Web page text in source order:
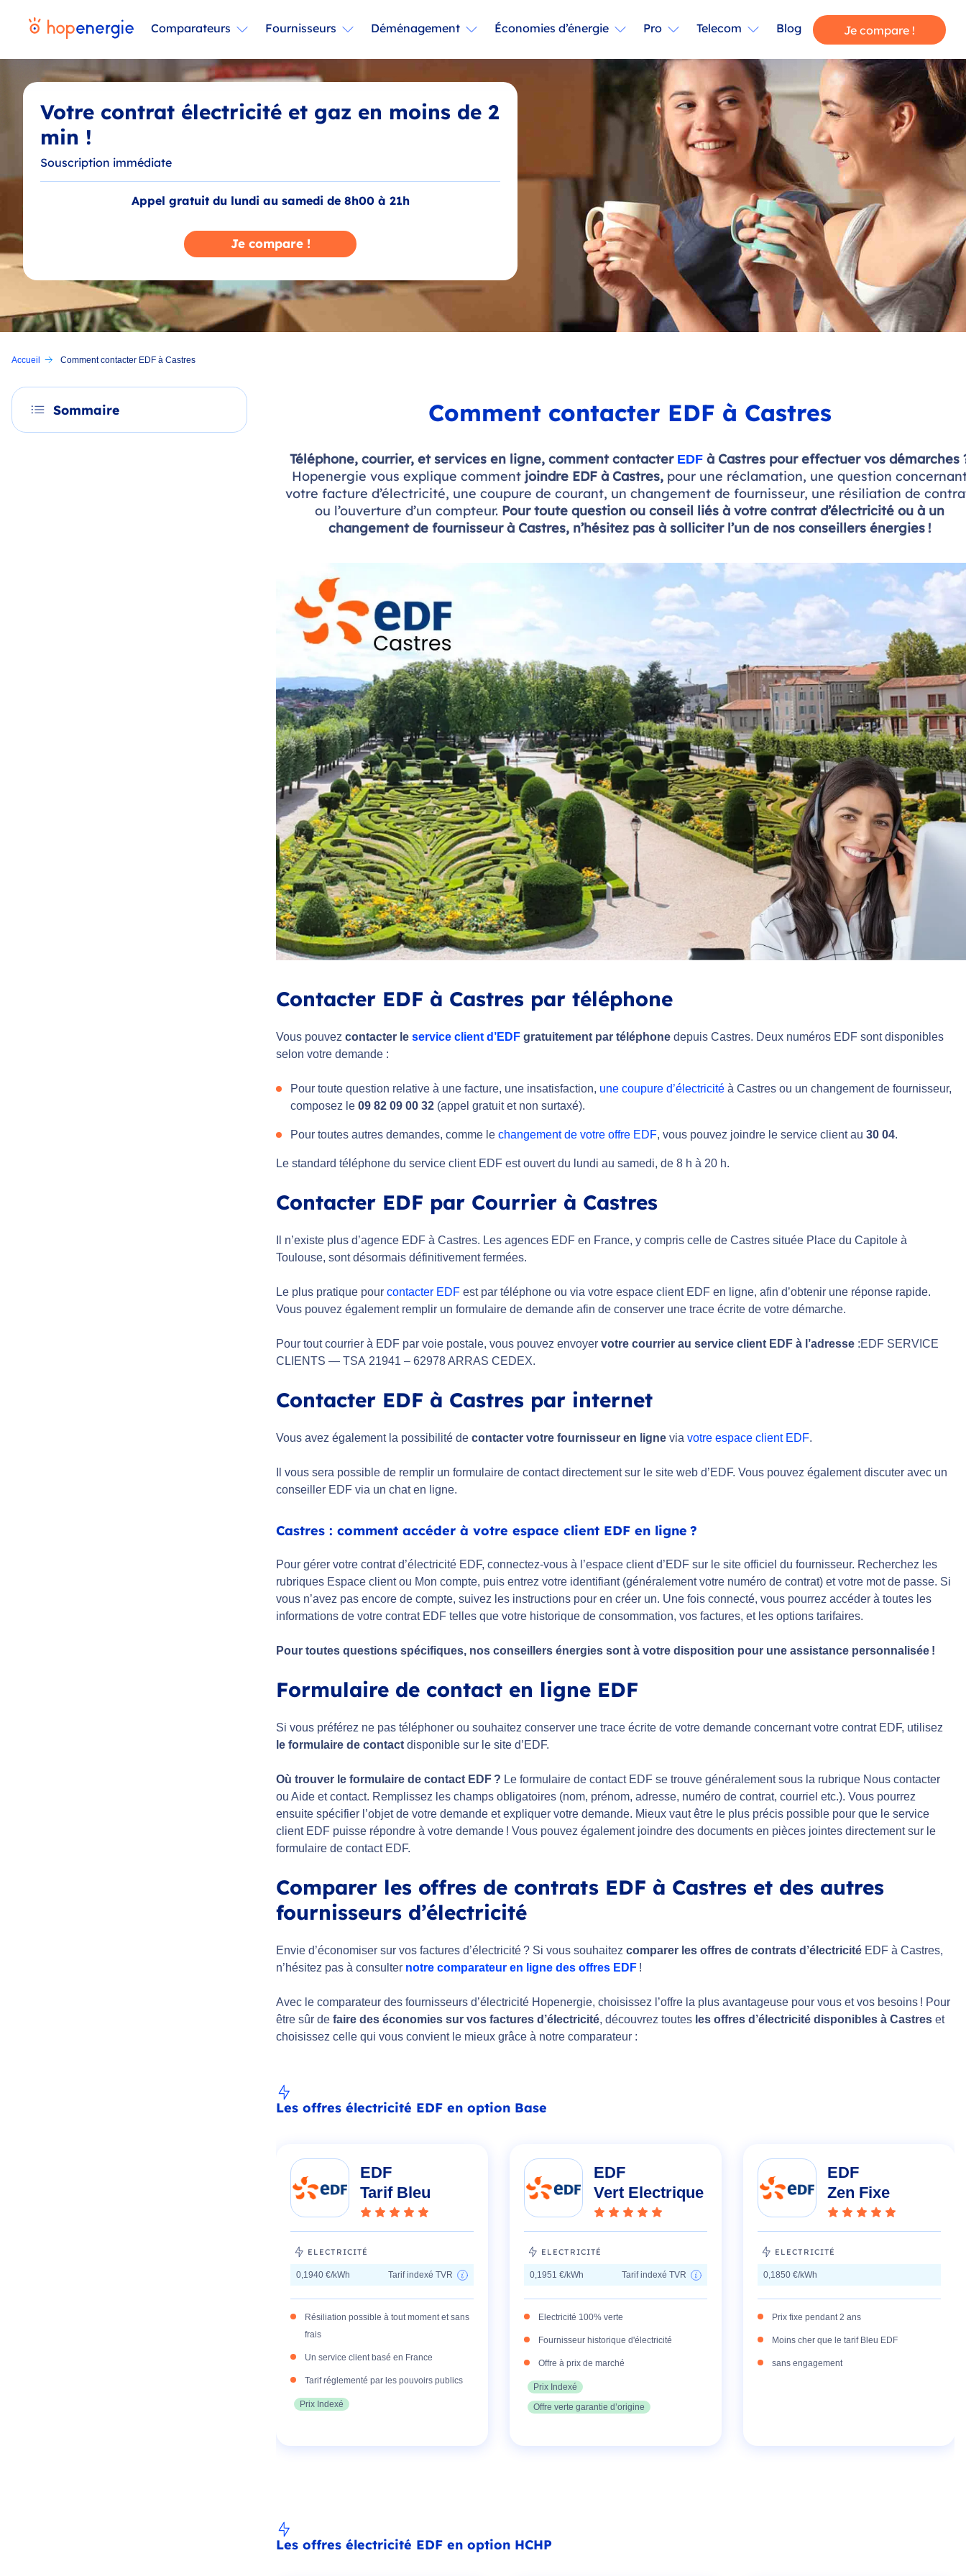
Comparateurs Fournisseurs Déménagement Économies d’énergie Pro Telecom Blog Je compare !
Votre contrat électricité et gaz en moins de 2
min !
Souscription immédiate
Appel gratuit du lundi au samedi de 8h00 à 21h
Je compare !
Accueil Comment contacter EDF à Castres
Sommaire Comment contacter EDF à Castres
Téléphone, courrier, et services en ligne, comment contacter EDF à Castres pour effectuer vos démarches
Hopenergie vous explique comment joindre EDF à Castres, pour une réclamation, une question
votre facture d’électricité, une coupure de courant, un changement de fournisseur, une résiliation de
ou l’ouverture d’un compteur. Pour toute question ou conseil liés à votre contrat d’électricité ou à un
changement de fournisseur à Castres, n’hésitez pas à solliciter l’un de nos conseillers énergies !
Contacter EDF à Castres par téléphone
Vous pouvez contacter le service client d’EDF gratuitement par téléphone depuis Castres. Deux numéros EDF sont disponibles
selon votre demande :
Pour toute question relative à une facture, une insatisfaction, une coupure d’électricité à Castres ou un changement de fournisseur,
composez le 09 82 09 00 32 (appel gratuit et non surtaxé).
Pour toutes autres demandes, comme le changement de votre offre EDF, vous pouvez joindre le service client au 30 04.
Le standard téléphone du service client EDF est ouvert du lundi au samedi, de 8 h à 20 h.
Contacter EDF par Courrier à Castres
Il n’existe plus d’agence EDF à Castres. Les agences EDF en France, y compris celle de Castres située Place du Capitole à
Toulouse, sont désormais définitivement fermées.
Le plus pratique pour contacter EDF est par téléphone ou via votre espace client EDF en ligne, afin d’obtenir une réponse rapide.
Vous pouvez également remplir un formulaire de demande afin de conserver une trace écrite de votre démarche.
Pour tout courrier à EDF par voie postale, vous pouvez envoyer votre courrier au service client EDF à l’adresse :EDF SERVICE
CLIENTS — TSA 21941 – 62978 ARRAS CEDEX.
Contacter EDF à Castres par internet
Vous avez également la possibilité de contacter votre fournisseur en ligne via votre espace client EDF.
Il vous sera possible de remplir un formulaire de contact directement sur le site web d’EDF. Vous pouvez également discuter avec un
conseiller EDF via un chat en ligne.
Castres : comment accéder à votre espace client EDF en ligne ?
Pour gérer votre contrat d’électricité EDF, connectez-vous à l’espace client d’EDF sur le site officiel du fournisseur. Recherchez les
rubriques Espace client ou Mon compte, puis entrez votre identifiant (généralement votre numéro de contrat) et votre mot de passe. Si
vous n’avez pas encore de compte, suivez les instructions pour en créer un. Une fois connecté, vous pourrez accéder à toutes les
informations de votre contrat EDF telles que votre historique de consommation, vos factures, et les options tarifaires.
Pour toutes questions spécifiques, nos conseillers énergies sont à votre disposition pour une assistance personnalisée !
Formulaire de contact en ligne EDF
Si vous préférez ne pas téléphoner ou souhaitez conserver une trace écrite de votre demande concernant votre contrat EDF, utilisez
le formulaire de contact disponible sur le site d’EDF.
Où trouver le formulaire de contact EDF ? Le formulaire de contact EDF se trouve généralement sous la rubrique Nous contacter
ou Aide et contact. Remplissez les champs obligatoires (nom, prénom, adresse, numéro de contrat, courriel etc.). Vous pourrez
ensuite spécifier l’objet de votre demande et expliquer votre demande. Mieux vaut être le plus précis possible pour que le service
client EDF puisse répondre à votre demande ! Vous pouvez également joindre des documents en pièces jointes directement sur le
formulaire de contact EDF.
Comparer les offres de contrats EDF à Castres et des autres
fournisseurs d’électricité
Envie d’économiser sur vos factures d’électricité ? Si vous souhaitez comparer les offres de contrats d’électricité EDF à Castres,
n’hésitez pas à consulter notre comparateur en ligne des offres EDF !
Avec le comparateur des fournisseurs d’électricité Hopenergie, choisissez l’offre la plus avantageuse pour vous et vos besoins ! Pour
être sûr de faire des économies sur vos factures d’électricité, découvrez toutes les offres d’électricité disponibles à Castres et
choisissez celle qui vous convient le mieux grâce à notre comparateur :
Les offres électricité EDF en option Base
EDF
Tarif Bleu
ELECTRICITÉ
0,1940 €/kWh Tarif indexé TVR
Résiliation possible à tout moment et sans
frais
Un service client basé en France
Tarif réglementé par les pouvoirs publics
Prix Indexé
EDF
Vert Electrique
ELECTRICITÉ
0,1951 €/kWh Tarif indexé TVR
Electricité 100% verte
Fournisseur historique d'électricité
Offre à prix de marché
Prix Indexé
Offre verte garantie d’origine
EDF
Zen Fixe
ELECTRICITÉ
0,1850 €/kWh
Prix fixe pendant 2 ans
Moins cher que le tarif Bleu EDF
sans engagement
Les offres électricité EDF en option HCHP